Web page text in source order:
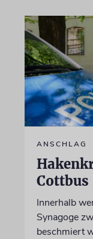
ANSCHLAG
Cottbus
Innerhalb
Synagoge
beschmiert